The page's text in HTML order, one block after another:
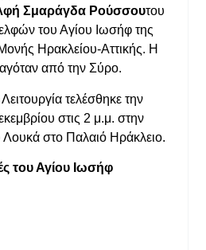
Σμαράγδα Ρούσσουτου
του Αγίου Ιωσήφ της
Ηρακλείου-Αττικής. Η
από την Σύρο.
τελέσθηκε την
στις 2 μ.μ. στην
Λουκά στο Παλαιό Ηράκλειο.
του Αγίου Ιωσήφ